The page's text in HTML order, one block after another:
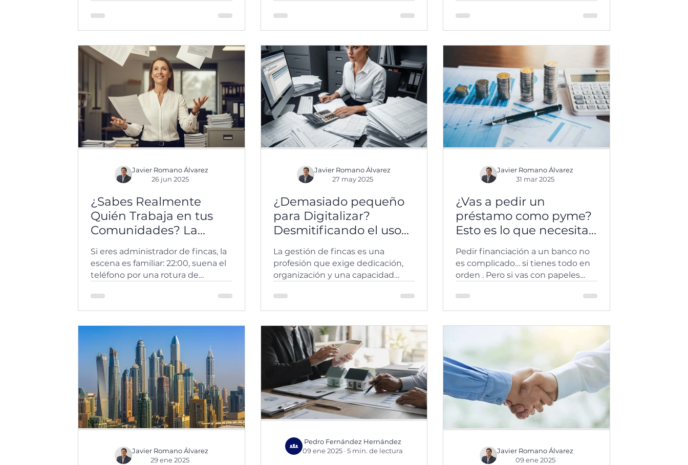
no está en los grandes discursos
tecnológicos, sino en su
capacidad para ordenar
incidencias, apoyar la redacción de
actas, facilitar el seguimiento
normativo, mejorar el análisis
financiero y coordinar mejor el
trabajo con proveedores. La clave,
como apunta el artículo, no es
usar IA por moda, sino integrarla
con método en los procesos
reales del despacho.
aumento de ocupación en
urbanizaciones y comunidades
dispara las incidencias, complica la
gestión de espacios comunes y
multiplica las consultas diarias.
Ante este escenario, herramientas
como AD Comunidad permiten
centralizar comunicaciones,
agilizar reservas y organizar la
gestión de incidencias para
afrontar los meses estivales con
mayor control, eficiencia y
de...
Javier Romano Álvarez
26 jun 2025
¿Sabes Realmente
Quién Trabaja en tus
Comunidades? La
Homologación de
Proveedores como Sello
de Garantía
Si eres administrador de fincas, la
escena es familiar: 22:00, suena el
teléfono por una rotura de
de...
Javier Romano Álvarez
27 may 2025
¿Demasiado pequeño
para Digitalizar?
Desmitificando el uso
de herramientas para
digitalizar tu
Administración de
La gestión de fincas es una
profesión que exige dedicación,
organización y una capacidad
sea que...
Javier Romano Álvarez
31 mar 2025
¿Vas a pedir un
préstamo como pyme?
Esto es lo que necesitas
tener a mano
Pedir financiación a un banco no
es complicado… si tienes todo en
orden . Pero si vas con papeles
y...
Javier Romano Álvarez
29 ene 2025
Pedro Fernández Hernández
09 ene 2025 ·5 min. de lectura
Javier Romano Álvarez
09 ene 2025